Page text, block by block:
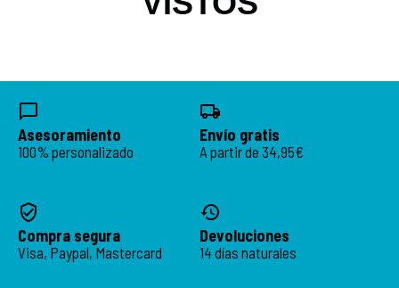
Asesoramiento
100% personalizado
Envío gratis
A partir de 34,95€
Compra segura
Visa, Paypal, Mastercard
Devoluciones
14 días naturales